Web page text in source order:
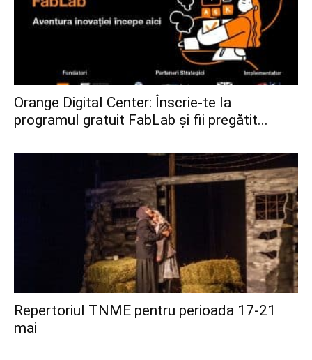
Orange Digital Center: Înscrie-te la
programul gratuit FabLab și fii pregătit...
Repertoriul TNME pentru perioada 17-21
mai